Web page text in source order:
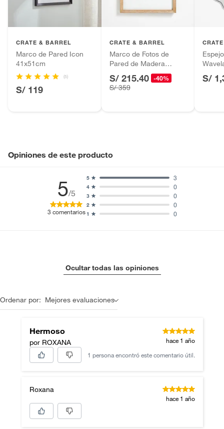
Plantas.
Productos que hayan sido previamente instalados.
Baterías de auto.
Motocicletas y bicicletas motorizadas.
Licores y cigarros electrónicos.
CRATE & BARREL
Marco de Pared Icon
41x51cm
(5)
S/ 119
CRATE & BARREL
Marco de Fotos de
Pared de Madera
44x49cm
S/ 215.40 -40%
S/ 359
S/
Opiniones de este producto
5/5
3 comentarios1 0
2 0
3 0
4 0
5 3
Ocultar todas las opiniones
Ordenar por: Mejores evaluaciones
Hermoso
por ROXANA
hace 1 año
1 persona encontró este comentario útil.
Roxana
hace 1 año